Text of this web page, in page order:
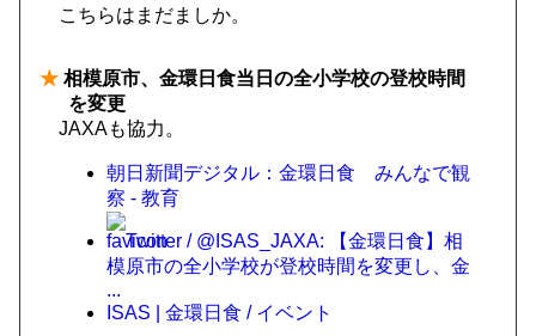
こちらはまだましか。
★ 相模原市、金環日食当日の全小学校の登校時間
を変更
JAXAも協力。
朝日新聞デジタル：金環日食 みんなで観
察 - 教育
Twitter / @ISAS_JAXA: 【金環日食】相
模原市の全小学校が登校時間を変更し、金
...
ISAS | 金環日食 / イベント